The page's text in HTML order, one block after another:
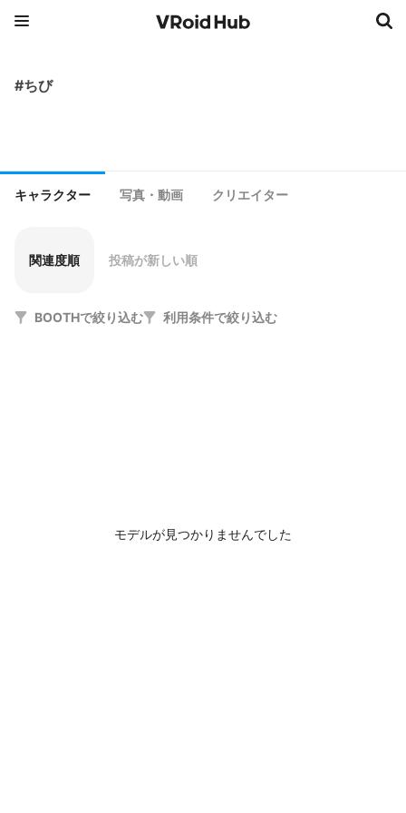
#ちび
キャラクター 写真・動画 クリエイター
関連度順 投稿が新しい順
BOOTHで絞り込む 利用条件で絞り込む
モデルが見つかりませんでした